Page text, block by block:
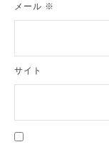
メール ※
サイト